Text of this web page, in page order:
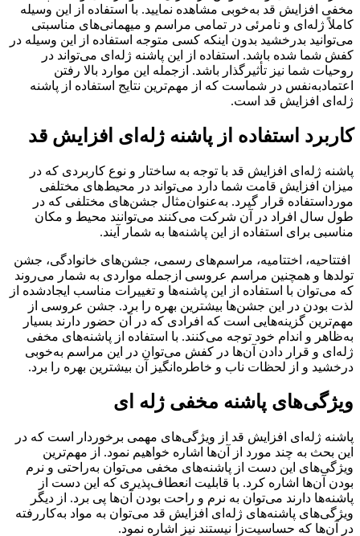
مخفی افزایش قد به‌خوبی مشاهده نمایید. با استفاده از این وسیله
کاملاً ژله‌ای و نامرئی در تمامی مراسم و میهمانی‌های مناسبتی
می‌توانید بدرخشید بدون اینکه کسی متوجه استفاده از این وسیله در
کفش شما شده باشد. استفاده از این پاشنه ژله‌ای می‌تواند در
روحیات شما نیز تأثیرگذار باشد. ازجمله این موارد بالا رفتن
اعتمادبه‌نفس در شماست که از مهم‌ترین نتایج استفاده از پاشنه
ژله‌ای افزایش قد است.
کاربرد استفاده از پاشنه ژله‌ای افزایش قد
پاشنه ژله‌ای افزایش قد با توجه به ساختار و نوع کاربردی که در
میزان افزایش قامت شما دارد می‌تواند در محیط‌های مختلفی
مورداستفاده قرار گیرد. به‌عنوان‌مثال جشن‌های مختلفی که در
طول سال افراد در آن شرکت می‌کنند می‌توانند محیط و مکان
مناسبی برای استفاده از این پاشنه‌ها به شمار آیند.
افتتاحیه، اختتامیه، مراسم‌های رسمی، جشن‌های خانوادگی، جشن
تولدها و همچنین مراسم عروسی ازجمله مواردی به شمار می‌روند
که می‌توان با استفاده از این پاشنه‌ها و تغییرات مناسب ایجادشده از
لذت بودن در این جشن‌ها بیشترین بهره را برد. جشن عروسی از
مهم‌ترین گزینه‌هایی است که افرادی که در آن حضور دارند بسیار
به‌ظاهر و اندام خود توجه می‌کنند. با استفاده از پاشنه‌های مخفی
ژله‌ای و قرار دادن آن‌ها در کفش می‌توان در این مراسم به‌خوبی
درخشید و از لحظات ناب و خاطره‌انگیز آن بیشترین بهره را برد.
ویژگی‌های پاشنه مخفی ژله ای
پاشنه ژله‌ای افزایش قد از ویژگی‌های مهمی برخوردار است که در
این بحث به چند مورد از آن‌ها اشاره خواهیم نمود. از مهم‌ترین
ویژگی‌های این دست از پاشنه‌های مخفی می‌توان به‌راحتی و نرم
بودن آن‌ها اشاره کرد. با قابلیت انعطاف‌پذیری که این دست از
پاشنه‌ها دارند می‌توان به نرم و راحت بودن آن‌ها پی برد. از دیگر
ویژگی‌های پاشنه‌های ژله‌ای افزایش قد می‌توان به مواد به‌کاررفته
در آن‌ها که حساسیت‌زا نیستند نیز اشاره نمود.